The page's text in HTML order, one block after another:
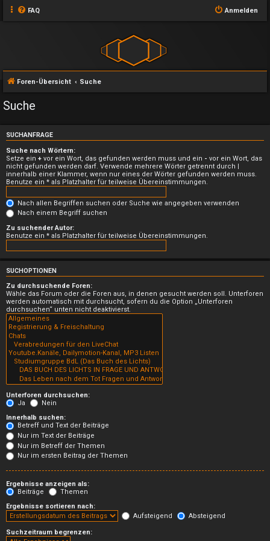
FAQ Anmelden
Foren-Übersicht Suche
Suche
SUCHANFRAGE
Suche nach Wörtern:
Setze ein + vor ein Wort, das gefunden werden muss und ein - vor ein Wort, das
nicht gefunden werden darf. Verwende mehrere Wörter getrennt durch |
innerhalb einer Klammer, wenn nur eines der Wörter gefunden werden muss.
Benutze ein * als Platzhalter für teilweise Übereinstimmungen.
Nach allen Begriffen suchen oder Suche wie angegeben verwenden
Nach einem Begriff suchen
Zu suchender Autor:
Benutze ein * als Platzhalter für teilweise Übereinstimmungen.
SUCHOPTIONEN
Zu durchsuchende Foren:
Wähle das Forum oder die Foren aus, in denen gesucht werden soll. Unterforen
werden automatisch mit durchsucht, sofern du die Option „Unterforen
durchsuchen“ unten nicht deaktivierst.
Unterforen durchsuchen:
Ja
Nein
Innerhalb suchen:
Betreff und Text der Beiträge
Nur im Text der Beiträge
Nur im Betreff der Themen
Nur im ersten Beitrag der Themen
Ergebnisse anzeigen als:
Beiträge
Themen
Ergebnisse sortieren nach:
Aufsteigend
Absteigend
Suchzeitraum begrenzen: